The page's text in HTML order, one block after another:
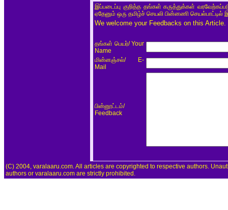
இப்படைப்பு குறித்த தங்கள் கருத்துக்கள்
ஏதேனும் ஒரு தமிழ்ச் செயலி பின்னணி
We welcome your Feedbacks on this
தங்கள் பெயர்/ Your
Name
மின்னஞ்சல்/ E-
Mail
பின்னூட்டம்/
Feedback
(C) 2004, varalaaru.com. All articles are copyrighted to respective authors.
authors or varalaaru.com are strictly prohibited.